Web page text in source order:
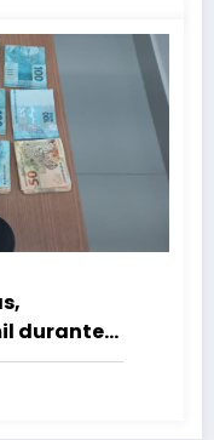
durante